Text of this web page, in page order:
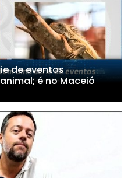
de eventos
é no Maceió